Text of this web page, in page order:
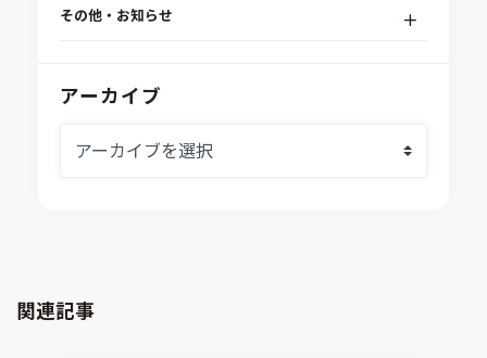
組込みソフトウェア開発プラットフォーム
システムシミュレーション
CAD連携・CAE業務支援
modeFRONTIER
Ansys SCADE
Virtual Environment
その他・お知らせ
IDAJからのお知らせ
アーカイブ
関連記事